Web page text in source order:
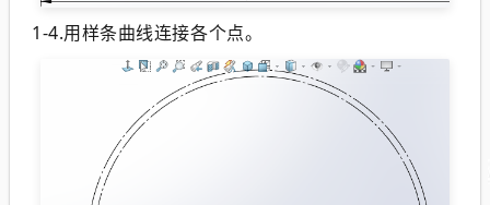
1-4.用样条曲线连接各个点。